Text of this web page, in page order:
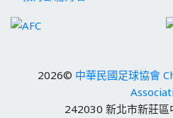
2026© 中華民國足球協會
242030 新北市新莊